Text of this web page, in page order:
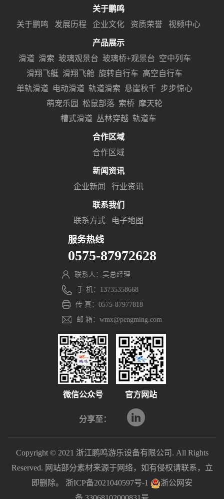
关于鹏鸣
关于鹏鸣
发展历程 企业文化 资质荣誉 视频中心
产品展示
滑道 滑索 玻璃观景台 玻璃桥+观景台 空中列车
滑翔飞艇 滑翔飞舱 旋转自行车 高空自行车
单轨滑道
电动滑道 轨道滑索 悬崖秋千 步步惊心
萌宠乐园
松鼠部落 索桥 摩天轮
槽式滑道 丛林穿越 轨道车
合作区域
合作区域
新闻资讯
企业新闻
行业资讯
联系我们
联系方式
电子地图
服务热线
0575-87972628
联系人：吴总经理
手 机：13735358668
传 真：0575-87977818
邮 箱：wmx@pengming.com
微信公众号 官方网站
分享至：
Copyright © 2021 浙江鹏鸣游乐设备有限公司. All Rights
Reserved. 网站部分素材来源于网络，如有侵权请联系，立
即删除。 浙ICP备2021040597号-1
浙公网安